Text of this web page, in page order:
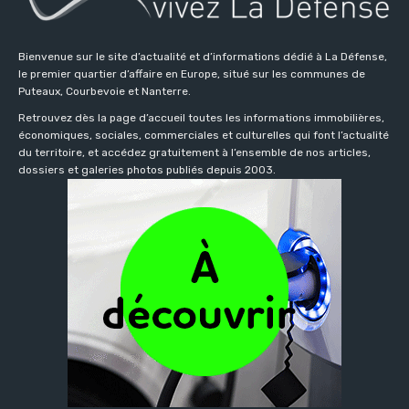
Bienvenue sur le site d’actualité et d’informations dédié à La Défense,
le premier quartier d’affaire en Europe, situé sur les communes de
Puteaux, Courbevoie et Nanterre.
Retrouvez dès la page d’accueil toutes les informations immobilières,
économiques, sociales, commerciales et culturelles qui font l’actualité
du territoire, et accédez gratuitement à l’ensemble de nos articles,
dossiers et galeries photos publiés depuis 2003.